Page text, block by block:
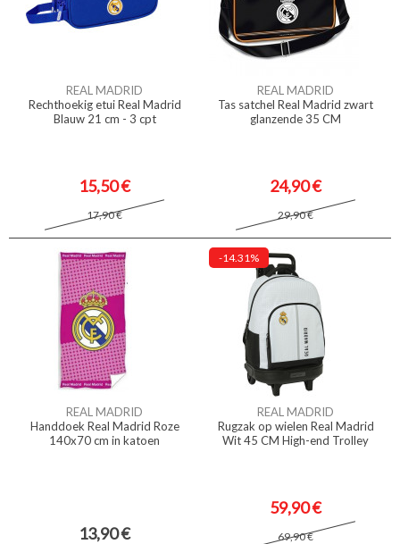
REAL MADRID
Rechthoekig etui Real Madrid
Blauw 21 cm - 3 cpt
15,50 €
17,90 €
REAL MADRID
Tas satchel Real Madrid zwart
glanzende 35 CM
24,90 €
29,90 €
REAL MADRID
Handdoek Real Madrid Roze
140x70 cm in katoen
13,90 €
-14.31%
REAL MADRID
Rugzak op wielen Real Madrid
Wit 45 CM High-end Trolley
59,90 €
69,90 €